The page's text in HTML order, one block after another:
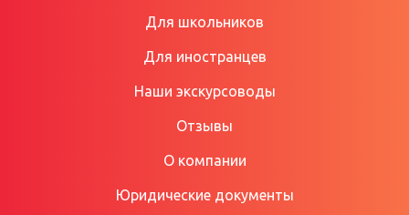
Для школьников
Для иностранцев
Наши экскурсоводы
Отзывы
О компании
Юридические документы